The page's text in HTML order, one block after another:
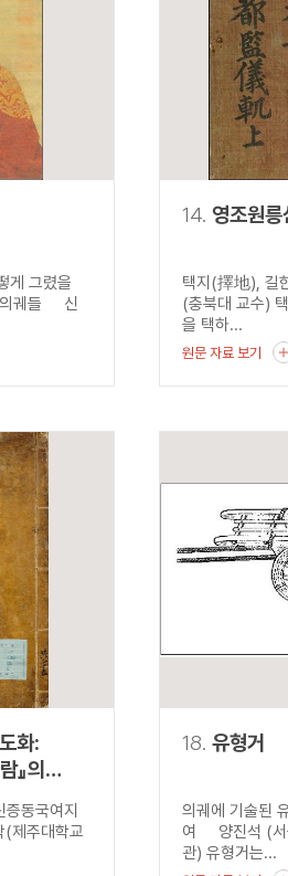
게 그렸을
궤들 신
14. 영조원
택지(擇地), 길
(충북대 교수)
을 택하...
원문 자료 보기
화:
』의
증동국여지
(제주대학교
18. 유형거
의궤에 기술된
여 양진석 (서
관) 유형거는...